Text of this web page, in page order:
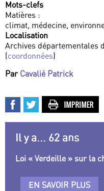
Mots-clefs
Matières :
climat, médecine,
Localisation
Archives départementales
(coordonnées)
Par Cavalié Patrick
Il y a... 62 ans
Loi « Verdeille » sur la
EN SAVOIR PLUS